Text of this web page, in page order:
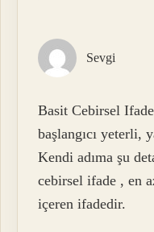
Sevgi
Basit Cebirsel
başlangıcı yeterli,
Kendi adıma şu
cebirsel ifade , en
içeren ifadedir.